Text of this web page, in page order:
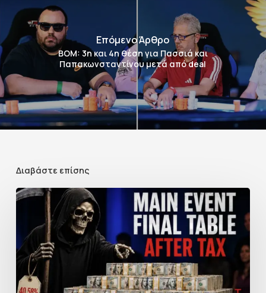
Επόμενο Άρθρο
BOM: 3η και 4η θέση για Πασσιά και
Παπακωνσταντίνου μετά από deal
Διαβάστε επίσης